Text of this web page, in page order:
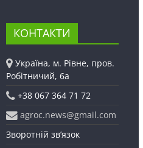
КОНТАКТИ
Україна, м. Рівне, пров.
Робітничий, 6а
+38 067 364 71 72
agroc.news@gmail.com
Зворотній зв’язок